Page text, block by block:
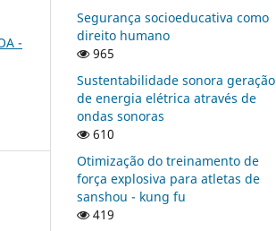
-
Segurança socioeducativa como
direito humano
965
Sustentabilidade sonora geração
de energia elétrica através de
ondas sonoras
610
Otimização do treinamento de
força explosiva para atletas de
sanshou - kung fu
419